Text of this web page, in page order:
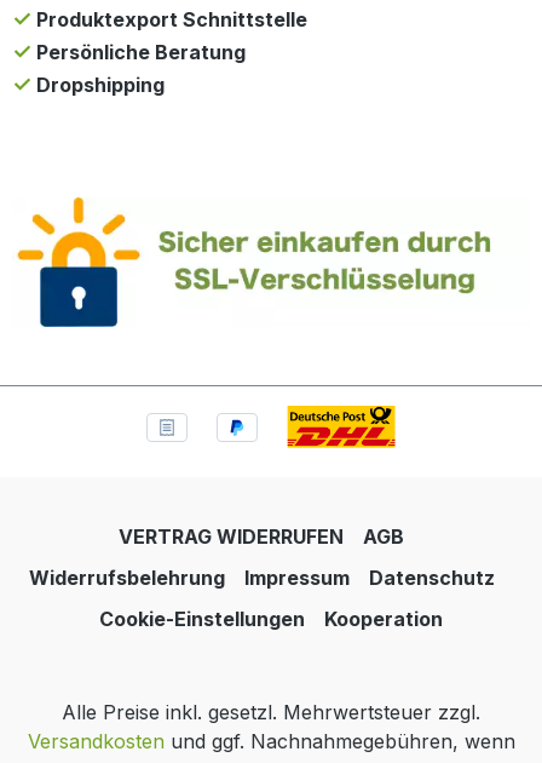
Produktexport Schnittstelle
Persönliche Beratung
Dropshipping
VERTRAG WIDERRUFEN
AGB
Widerrufsbelehrung
Impressum
Datenschutz
Cookie-Einstellungen
Kooperation
Alle Preise inkl. gesetzl. Mehrwertsteuer zzgl.
Versandkostenund ggf. Nachnahmegebühren, wenn